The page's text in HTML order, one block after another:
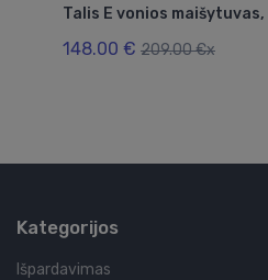
Talis E vonios
148.00 € 209.00 €x
Kategorijos
Išpardavimas